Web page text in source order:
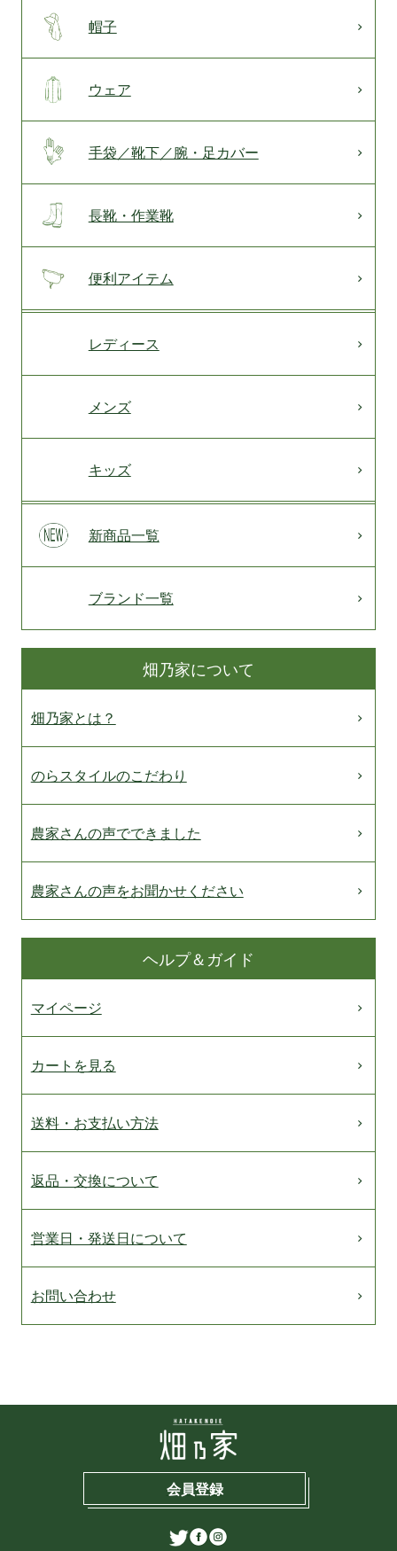
帽子
ウェア
手袋／靴下／腕・足カバー
長靴・作業靴
便利アイテム
レディース
メンズ
キッズ
新商品一覧
ブランド一覧
畑乃家について
畑乃家とは？
のらスタイルのこだわり
農家さんの声でできました
農家さんの声をお聞かせください
ヘルプ＆ガイド
マイページ
カートを見る
送料・お支払い方法
返品・交換について
営業日・発送日について
お問い合わせ
会員登録